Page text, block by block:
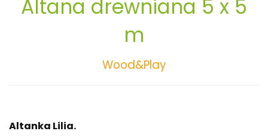
Altana drewniana 5 x 5
m
Wood&Play
Altanka Lilia.